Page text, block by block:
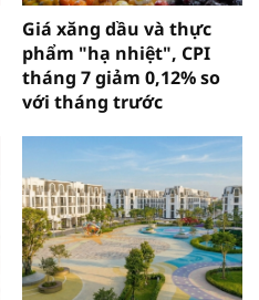
Giá xăng dầu và thực
phẩm "hạ nhiệt", CPI
tháng 7 giảm 0,12% so
với tháng trước